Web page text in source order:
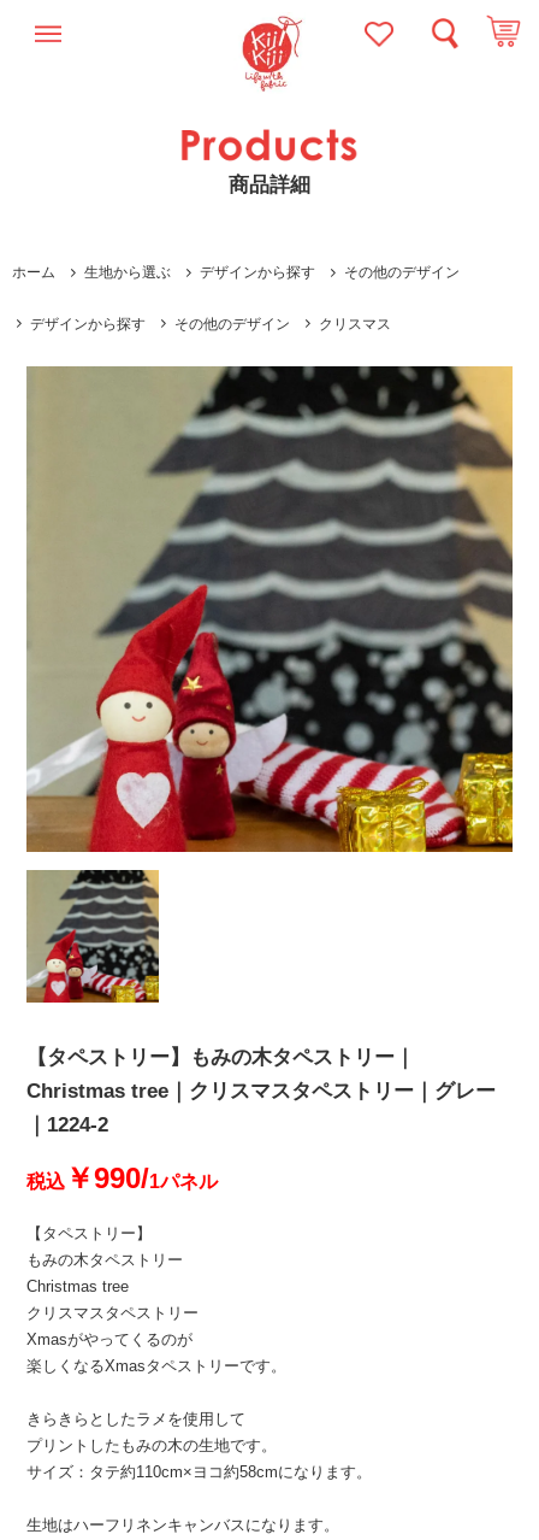
商品詳細
ホーム 生地から選ぶ デザインから探す その他のデザイン
デザインから探す その他のデザイン クリスマス
【タペストリー】もみの木タペストリー｜
Christmas tree｜クリスマスタペストリー｜グレー
｜1224-2
税込 ￥990/1パネル
【タペストリー】
もみの木タペストリー
Christmas tree
クリスマスタペストリー
Xmasがやってくるのが
楽しくなるXmasタペストリーです。
きらきらとしたラメを使用して
プリントしたもみの木の生地です。
サイズ：タテ約110cm×ヨコ約58cmになります。
生地はハーフリネンキャンバスになります。